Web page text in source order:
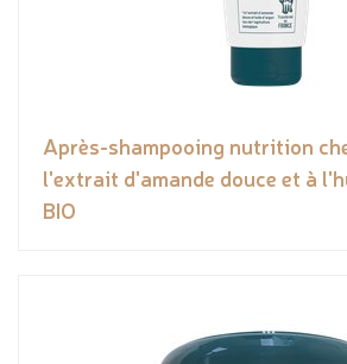
Après-shampooing nutrition
l'extrait d'amande douce et à
BIO